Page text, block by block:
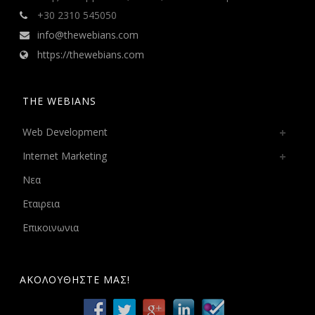
+30 2310 545050
info@thewebians.com
https://thewebians.com
THE WEBIANS
Web Development
Internet Marketing
Νεα
Εταιρεια
Επικοινωνια
ΑΚΟΛΟΥΘΗΣΤΕ ΜΑΣ!